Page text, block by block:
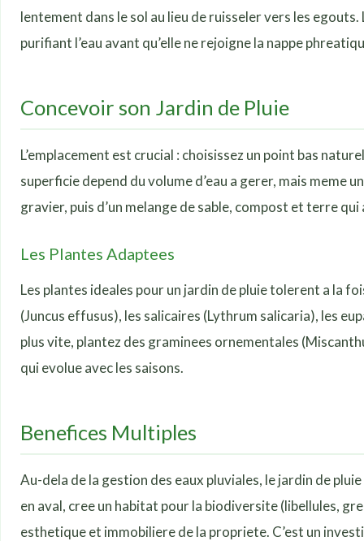
lentement dans le sol au lieu de ruisseler vers les
purifiant l’eau avant qu’elle ne rejoigne la nappe
Concevoir son Jardin de Pluie
L’emplacement est crucial : choisissez un point bas
superficie depend du volume d’eau a gerer, mais
gravier, puis d’un melange de sable, compost et terre
Les Plantes Adaptees
Les plantes ideales pour un jardin de pluie tolerent a la
(Juncus effusus), les salicaires (Lythrum salicaria), les
plus vite, plantez des graminees ornementales
qui evolue avec les saisons.
Benefices Multiples
Au-dela de la gestion des eaux pluviales, le jardin de
en aval, cree un habitat pour la biodiversite (libellules,
esthetique et immobiliere de la propriete. C’est un